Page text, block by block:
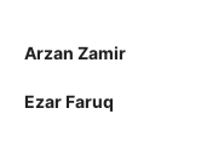
Arzan Zamir
Ezar Faruq